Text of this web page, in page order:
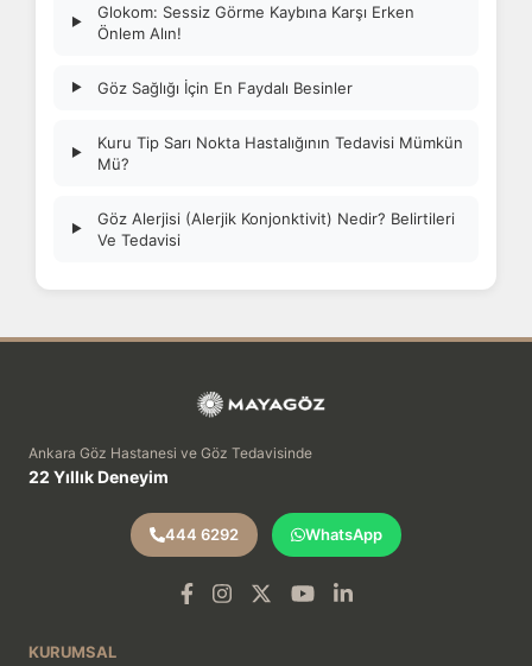
▶
Glokom: Sessiz Görme Kaybına Karşı Erken
Önlem Alın!
▶ Göz Sağlığı İçin En Faydalı Besinler
▶
Kuru Tip Sarı Nokta Hastalığının Tedavisi Mümkün
Mü?
▶
Göz Alerjisi (Alerjik Konjonktivit) Nedir? Belirtileri
Ve Tedavisi
Ankara Göz Hastanesi ve Göz Tedavisinde
22 Yıllık Deneyim
444 6292 WhatsApp
KURUMSAL